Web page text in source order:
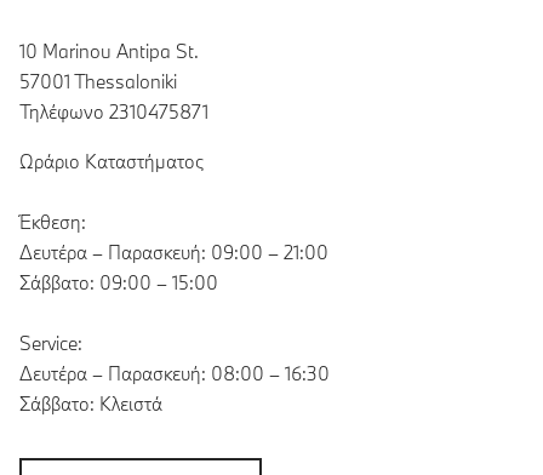
10 Marinou Antipa St.
57001 Thessaloniki
Τηλέφωνο 2310475871
Ωράριο Καταστήματος
Έκθεση:
Δευτέρα – Παρασκευή: 09:00 – 21:00
Σάββατο: 09:00 – 15:00
Service:
Δευτέρα – Παρασκευή: 08:00 – 16:30
Σάββατο: Κλειστά